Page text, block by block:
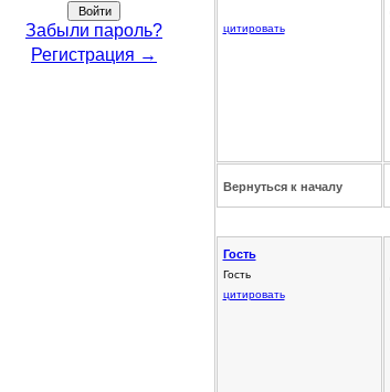
Забыли пароль?
Регистрация →
цитировать
Вернуться к началу
Гость
Гость
цитировать